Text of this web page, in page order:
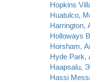
Hopkins
Huatulco,
Harrington,
Holloways
Horsham,
Hyde Park,
Haapsalu,
Hassi